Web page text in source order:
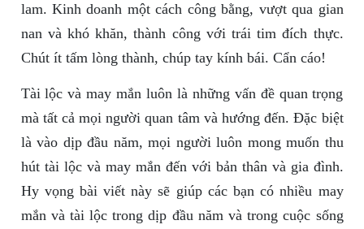
lam. Kinh doanh một cách công bằng, vượt qua gian
nan và khó khăn, thành công với trái tim đích thực.
Chút ít tấm lòng thành, chúp tay kính bái. Cẩn cáo!
Tài lộc và may mắn luôn là những vấn đề quan trọng
mà tất cả mọi người quan tâm và hướng đến. Đặc biệt
là vào dịp đầu năm, mọi người luôn mong muốn thu
hút tài lộc và may mắn đến với bản thân và gia đình.
Hy vọng bài viết này sẽ giúp các bạn có nhiều may
mắn và tài lộc trong dịp đầu năm và trong cuộc sống